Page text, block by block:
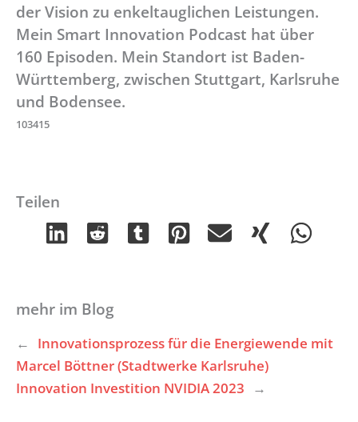
der Vision zu enkeltauglichen Leistungen.
Mein Smart Innovation Podcast hat über
160 Episoden. Mein Standort ist Baden-
Württemberg, zwischen Stuttgart, Karlsruhe
und Bodensee.
103415
Teilen
mehr im Blog
←
Innovationsprozess für die Energiewende mit
Marcel Böttner (Stadtwerke Karlsruhe)
Innovation Investition NVIDIA 2023
→